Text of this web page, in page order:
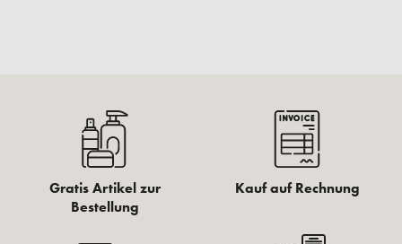
Gratis Artikel zur
Bestellung
Kauf auf Rechnung